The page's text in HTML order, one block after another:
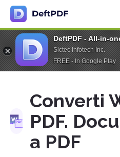
DeftPDF - All-in-
Sictec Infotech Inc.
FREE - In Google Play
Converti
PDF.
a PDF